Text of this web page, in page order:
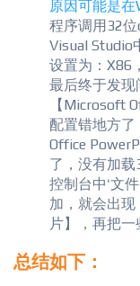
原因可能是在
程序调用32
Visual Studio
设置为：X86
最后终于发现
【Microsoft
配置错地方
Office
了，没有加
控制台中‘文
加，就会出
片】，再把一
总结如下：